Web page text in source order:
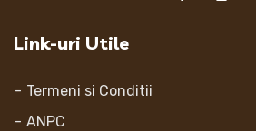
Link-uri Utile
Termeni si Conditii
ANPC